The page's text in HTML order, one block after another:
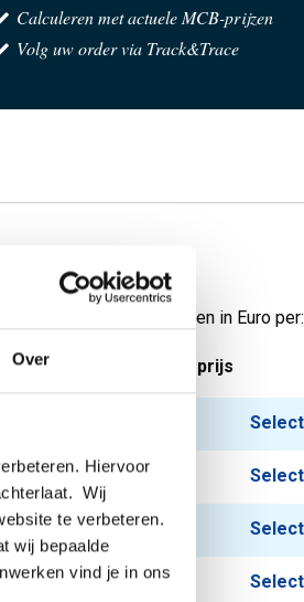
Over
Hiervoor
Wij
te verbeteren.
wij bepaalde
vind je in ons
Calculeren met actuele MCB-prijzen
Volg uw order via Track&Trace
Prijzen in Euro
in kg Bruto prijs